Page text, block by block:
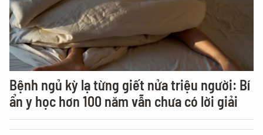
Bệnh ngủ kỳ lạ từng giết nửa triệu người: Bí
ẩn y học hơn 100 năm vẫn chưa có lời giải